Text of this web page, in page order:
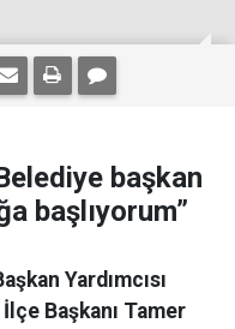
başkan
başlıyorum”
Yardımcısı
Başkanı Tamer